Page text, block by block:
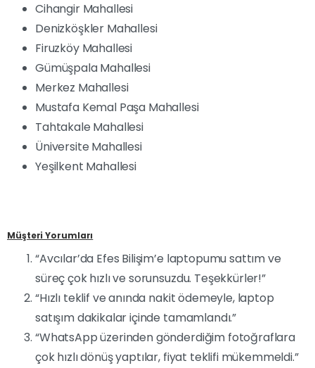
Cihangir Mahallesi
Denizköşkler Mahallesi
Firuzköy Mahallesi
Gümüşpala Mahallesi
Merkez Mahallesi
Mustafa Kemal Paşa Mahallesi
Tahtakale Mahallesi
Üniversite Mahallesi
Yeşilkent Mahallesi
Müşteri Yorumları
“Avcılar’da Efes Bilişim’e laptopumu sattım ve
süreç çok hızlı ve sorunsuzdu. Teşekkürler!”
“Hızlı teklif ve anında nakit ödemeyle, laptop
satışım dakikalar içinde tamamlandı.”
“WhatsApp üzerinden gönderdiğim fotoğraflara
çok hızlı dönüş yaptılar, fiyat teklifi mükemmeldi.”